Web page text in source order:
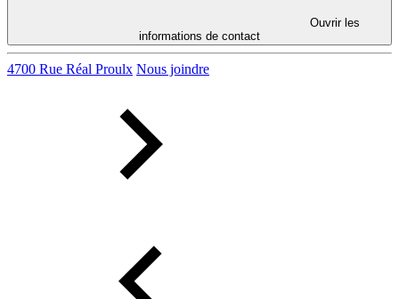
Ouvrir les
informations de contact
4700 Rue Réal Proulx Nous joindre